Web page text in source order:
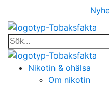
Nikotin & ohälsa
Om nikotin